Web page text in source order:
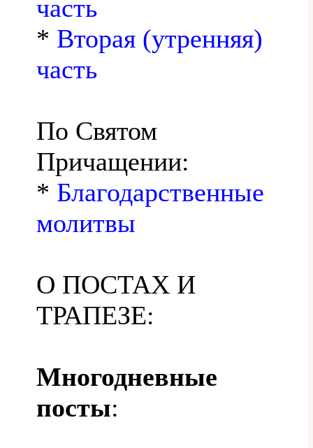
часть
* Вторая (утренняя)
часть
По Святом
Причащении:
* Благодарственные
молитвы
О ПОСТАХ И
ТРАПЕЗЕ:
Многодневные
посты: